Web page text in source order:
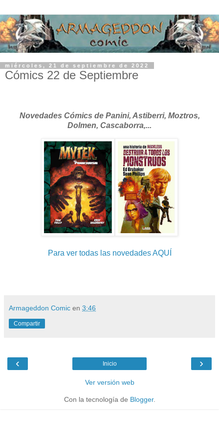
miércoles, 21 de septiembre de 2022
Cómics 22 de Septiembre
Novedades Cómics de Panini, Astiberri, Moztros,
Dolmen, Cascaborra,...
Para ver todas las novedades AQUÍ
Armageddon Comic en 3:46
Compartir
‹ ›
Inicio
Ver versión web
Con la tecnología de Blogger.